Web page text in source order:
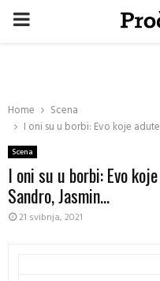
PRIMARY
Home
Scena
I oni su u borbi: Evo koje
Scena
I oni su u borbi: Evo
Sandro, Jasmin…
21 svibnja, 2021